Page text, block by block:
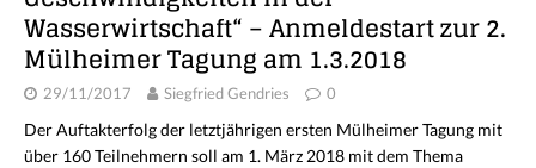
Wasserwirtschaft“ – Anmeldestart zur 2.
Mülheimer Tagung am 1.3.2018
29/11/2017 Siegfried Gendries 0
Der Auftakterfolg der letztjährigen ersten Mülheimer Tagung mit
über 160 Teilnehmern soll am 1. März 2018 mit dem Thema